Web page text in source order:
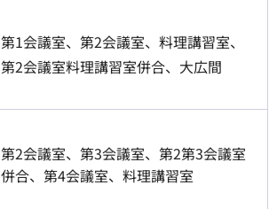
第1会議室、第2会議室、料理講習室、
第2会議室料理講習室併合、大広間
第2会議室、第3会議室、第2第3会議室
併合、第4会議室、料理講習室